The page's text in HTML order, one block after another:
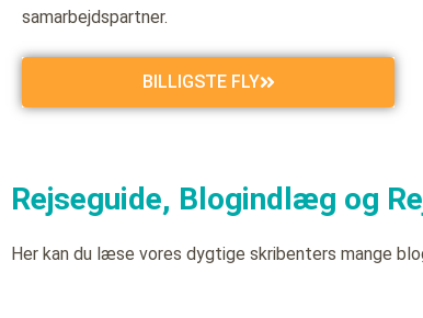
samarbejdspartner.
BILLIGSTE FLY
Rejseguide, Blogindlæg og
Her kan du læse vores dygtige skribenters mange